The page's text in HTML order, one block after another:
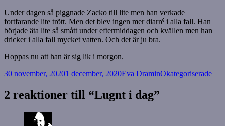
Under dagen så piggnade Zacko till lite men han verkade
fortfarande lite trött. Men det blev ingen mer diarré i alla fall. Han
började äta lite så smått under eftermiddagen och kvällen men han
dricker i alla fall mycket vatten. Och det är ju bra.
Hoppas nu att han är sig lik i morgon.
Postat
30 november, 20201 december, 2020Författare
Eva DraminKategorier
Okategoriserade
2 reaktioner till “Lugnt i dag”